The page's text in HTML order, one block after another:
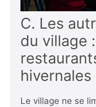
C. Les
du village
hivernales
Le village ne se